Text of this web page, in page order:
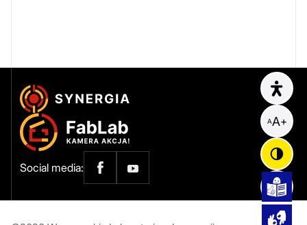
Social media:
AA+